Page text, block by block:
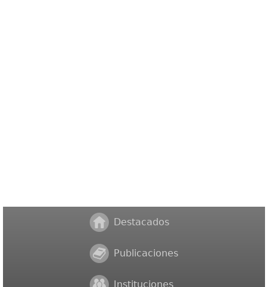
Destacados
Publicaciones
Instituciones